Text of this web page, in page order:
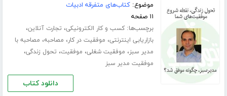
موضوع:کتاب‌های متفرقه ادبیات
۱۱ صفحه
برچسب‌ها:کسب و کار الکترونیکی، تجارت آنلاین،
بازاریابی اینترنتی، موفقیت در کار، مصاحبه، مصاحبه با
مدیر سبز، موفقیت شغلی، موفقیت، تحول زندگی،
موفقیت مدیر سبز
دانلود کتاب